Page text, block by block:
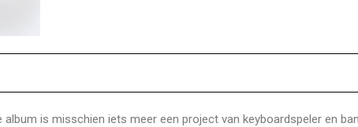
is misschien iets meer een project van keyboardspeler en